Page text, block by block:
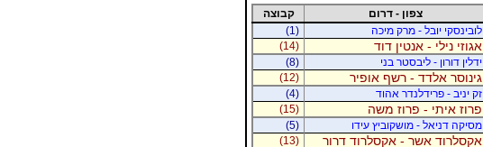
צפון - דרום קבוצה
לובינסקי יובל - מרק מיכה
(1)
אגוזי נילי - אנטין דוד
(14)
ידלין דורון - ליבסטר בני
(8)
גינוסר אלדד - רשף אופיר
(12)
זק יניב - פרידלנדר אהוד
(4)
פרוז איתי - פרוז משה
(15)
מסיקה דניאל - מושקוביץ עידו
(5)
אקסלרוד אשר - אקסלרוד דרור (13)